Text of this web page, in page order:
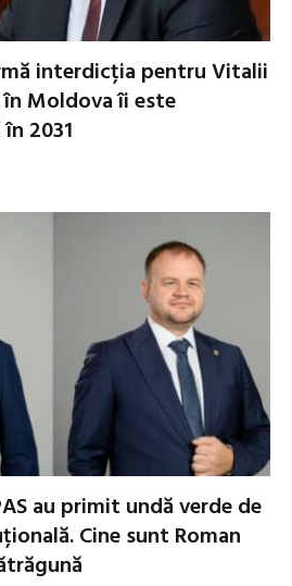
interdicția pentru Vitalii
Moldova îi este
2031
au primit undă verde de
Cine sunt Roman